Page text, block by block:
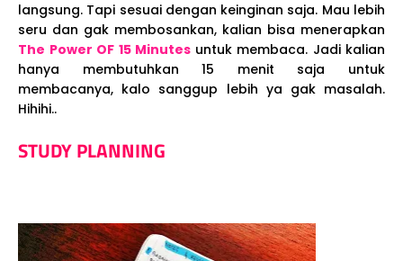
langsung. Tapi sesuai dengan keinginan saja. Mau lebih
seru dan gak membosankan, kalian bisa menerapkan
The Power OF 15 Minutes untuk membaca. Jadi kalian
hanya membutuhkan 15 menit saja untuk
membacanya, kalo sanggup lebih ya gak masalah.
Hihihi..
STUDY PLANNING